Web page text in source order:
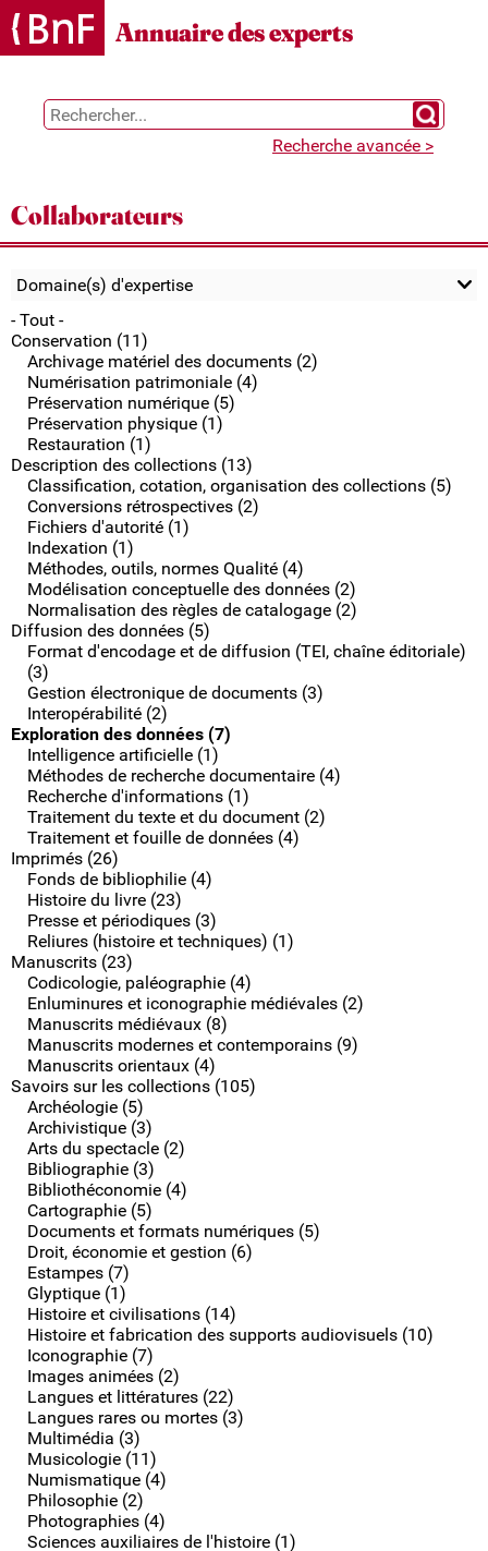
Gestion des cookies
Annuaire des experts
Chercher
Recherche avancée >
Collaborateurs
Domaine(s) d'expertise
- Tout -
Conservation (11)
Archivage matériel des documents (2)
Numérisation patrimoniale (4)
Préservation numérique (5)
Préservation physique (1)
Restauration (1)
Description des collections (13)
Classification, cotation, organisation des collections (5)
Conversions rétrospectives (2)
Fichiers d'autorité (1)
Indexation (1)
Méthodes, outils, normes Qualité (4)
Modélisation conceptuelle des données (2)
Normalisation des règles de catalogage (2)
Diffusion des données (5)
Format d'encodage et de diffusion (TEI, chaîne éditoriale)
(3)
Gestion électronique de documents (3)
Interopérabilité (2)
Exploration des données (7)
Intelligence artificielle (1)
Méthodes de recherche documentaire (4)
Recherche d'informations (1)
Traitement du texte et du document (2)
Traitement et fouille de données (4)
Imprimés (26)
Fonds de bibliophilie (4)
Histoire du livre (23)
Presse et périodiques (3)
Reliures (histoire et techniques) (1)
Manuscrits (23)
Codicologie, paléographie (4)
Enluminures et iconographie médiévales (2)
Manuscrits médiévaux (8)
Manuscrits modernes et contemporains (9)
Manuscrits orientaux (4)
Savoirs sur les collections (105)
Archéologie (5)
Archivistique (3)
Arts du spectacle (2)
Bibliographie (3)
Bibliothéconomie (4)
Cartographie (5)
Documents et formats numériques (5)
Droit, économie et gestion (6)
Estampes (7)
Glyptique (1)
Histoire et civilisations (14)
Histoire et fabrication des supports audiovisuels (10)
Iconographie (7)
Images animées (2)
Langues et littératures (22)
Langues rares ou mortes (3)
Multimédia (3)
Musicologie (11)
Numismatique (4)
Philosophie (2)
Photographies (4)
Sciences auxiliaires de l'histoire (1)